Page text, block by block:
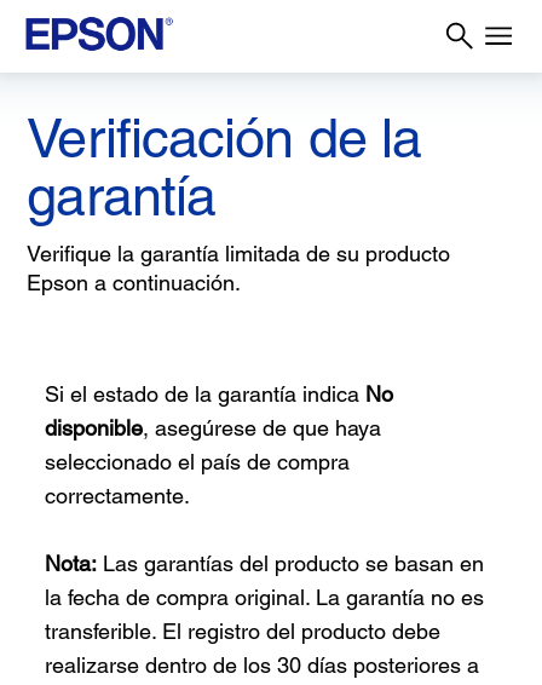
Verificación de la
garantía
Verifique la garantía limitada de su producto
Epson a continuación.
Si el estado de la garantía indica No
disponible, asegúrese de que haya
seleccionado el país de compra
correctamente.
Nota: Las garantías del producto se basan en
la fecha de compra original. La garantía no es
transferible. El registro del producto debe
realizarse dentro de los 30 días posteriores a